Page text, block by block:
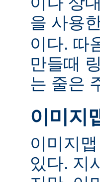
을 사용
이다. 따
만들때
는 줄은
이미지
이미지
있다. 지